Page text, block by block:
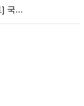
] 국...